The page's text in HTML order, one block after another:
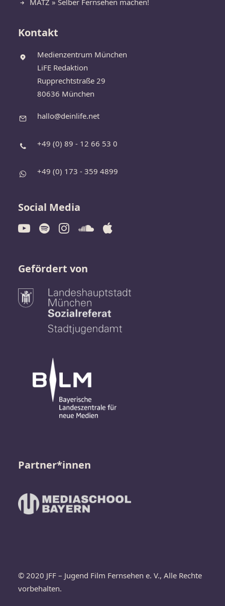
MATZ » Selber Fernsehen machen!
Kontakt
Medienzentrum München
LiFE Redaktion
Rupprechtstraße 29
80636 München
hallo@deinlife.net
+49 (0) 89 - 12 66 53 0
+49 (0) 173 - 359 4899
Social Media
Gefördert von
Partner*innen
© 2020 JFF – Jugend Film Fernsehen e. V., Alle Rechte
vorbehalten.